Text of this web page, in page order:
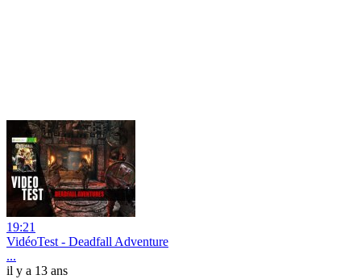
19:21
VidéoTest - Deadfall Adventure
...
il y a 13 ans